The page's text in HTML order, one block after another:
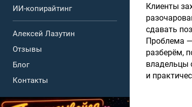
ИИ-копирайтинг
Алексей Лазутин
Отзывы
Блог
Контакты
Клиенты
сдавать
Проблема —
разберём,
владельцы
и